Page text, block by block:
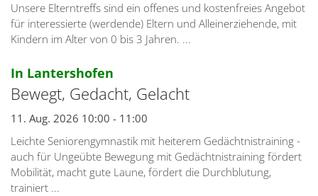
Unsere Elterntreffs sind ein offenes und kostenfreies Angebot
für interessierte (werdende) Eltern und Alleinerziehende, mit
Kindern im Alter von 0 bis 3 Jahren. ...
In Lantershofen
Bewegt, Gedacht, Gelacht
11. Aug. 2026 10:00 - 11:00
Leichte Seniorengymnastik mit heiterem Gedächtnistraining -
auch für Ungeübte Bewegung mit Gedächtnistraining fördert
Mobilität, macht gute Laune, fördert die Durchblutung,
trainiert ...